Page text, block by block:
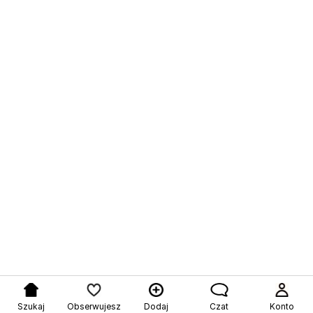
Szukaj Obserwujesz Dodaj Czat Konto